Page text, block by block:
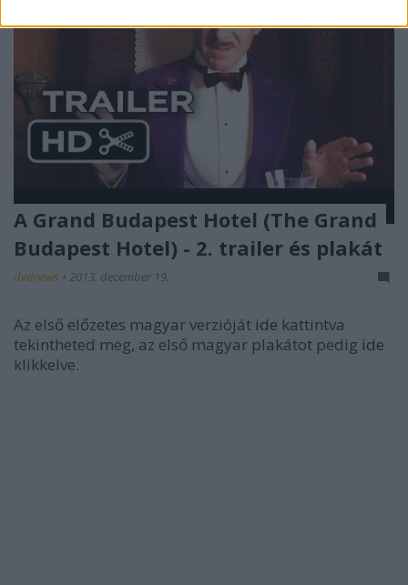
A Grand Budapest Hotel (The Grand
Budapest Hotel) - 2. trailer és plakát
dvdnews • 2013. december 19.
Az első előzetes magyar verzióját ide kattintva
tekintheted meg, az első magyar plakátot pedig ide
klikkelve.